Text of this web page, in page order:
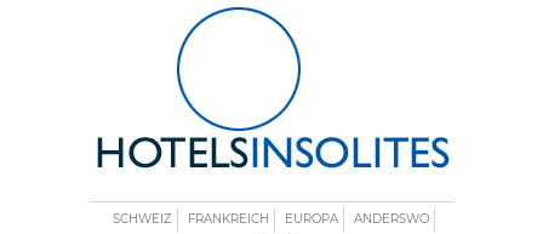
SCHWEIZ FRANKREICH EUROPA
ANDERSWO